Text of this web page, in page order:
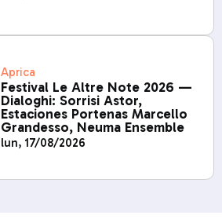
Aprica
Festival Le Altre Note 2026 —
Dialoghi: Sorrisi Astor,
Estaciones Portenas Marcello
Grandesso, Neuma Ensemble
lun, 17/08/2026